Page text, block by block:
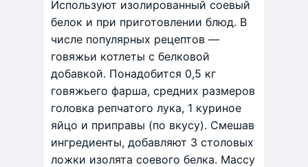
Используют изолированный соевый
белок и при приготовлении блюд. В
числе популярных рецептов —
говяжьи котлеты с белковой
добавкой. Понадобится 0,5 кг
говяжьего фарша, средних размеров
головка репчатого лука, 1 куриное
яйцо и приправы (по вкусу). Смешав
ингредиенты, добавляют 3 столовых
ложки изолята соевого белка. Массу